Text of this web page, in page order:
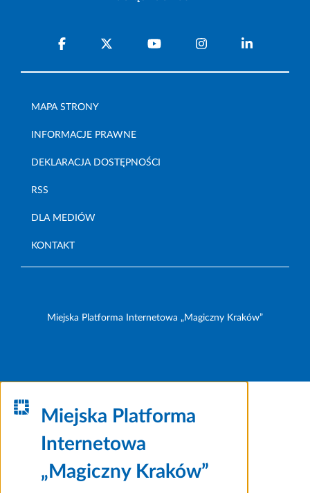
MAPA STRONY
INFORMACJE PRAWNE
DEKLARACJA DOSTĘPNOŚCI
RSS
DLA MEDIÓW
KONTAKT
Miejska Platforma Internetowa „Magiczny Kraków”
Miejska Platforma
Internetowa
„Magiczny Kraków”